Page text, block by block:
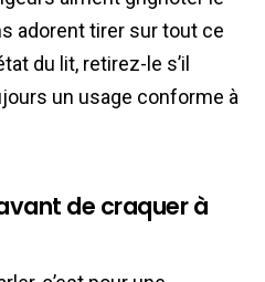
adorent tirer sur tout ce
du lit, retirez-le s’il
un usage conforme à
de craquer à